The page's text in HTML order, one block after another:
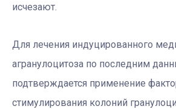
исчезают.
Для лечения индуцированного
агранулоцитоза по последним
подтверждается применение
стимулирования колоний